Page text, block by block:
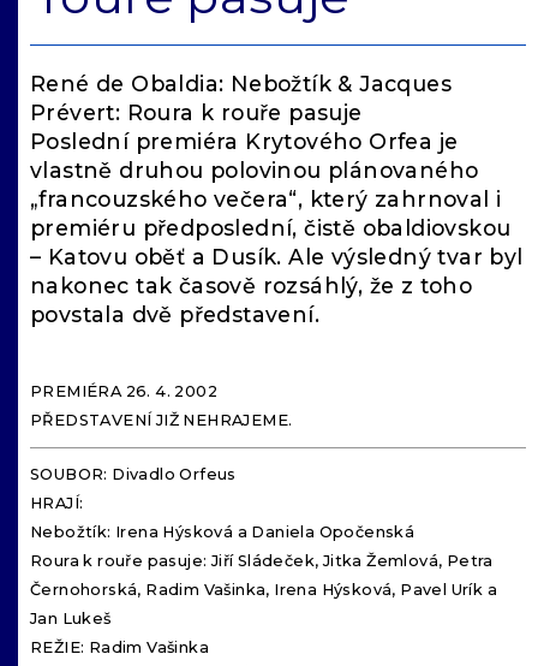
René de Obaldia: Nebožtík & Jacques
Prévert: Roura k rouře pasuje
Poslední premiéra Krytového Orfea je
vlastně druhou polovinou plánovaného
„francouzského večera“, který zahrnoval i
premiéru předposlední, čistě obaldiovskou
– Katovu oběť a Dusík. Ale výsledný tvar byl
nakonec tak časově rozsáhlý, že z toho
povstala dvě představení.
PREMIÉRA 26. 4. 2002
PŘEDSTAVENÍ JIŽ NEHRAJEME.
SOUBOR: Divadlo Orfeus
HRAJÍ:
Nebožtík: Irena Hýsková a Daniela Opočenská
Roura k rouře pasuje: Jiří Sládeček, Jitka Žemlová, Petra
Černohorská, Radim Vašinka, Irena Hýsková, Pavel Urík a
Jan Lukeš
REŽIE: Radim Vašinka